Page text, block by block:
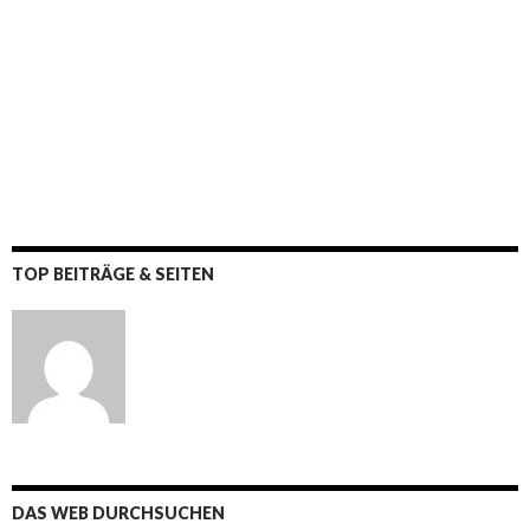
TOP BEITRÄGE & SEITEN
DAS WEB DURCHSUCHEN